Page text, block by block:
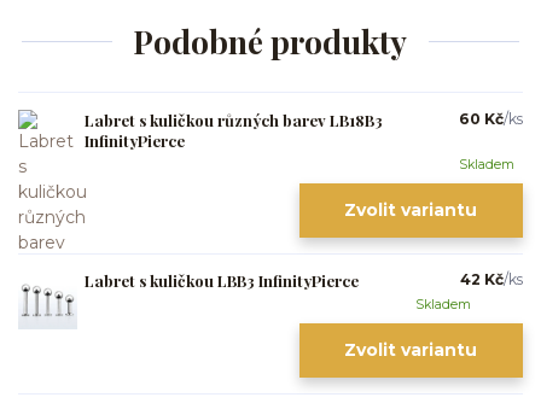
Podobné produkty
Labret s kuličkou různých barev LB18B3
InfinityPierce
60 Kč/ks
Skladem
Zvolit variantu
Labret s kuličkou LBB3 InfinityPierce 42 Kč/ks
Skladem
Zvolit variantu